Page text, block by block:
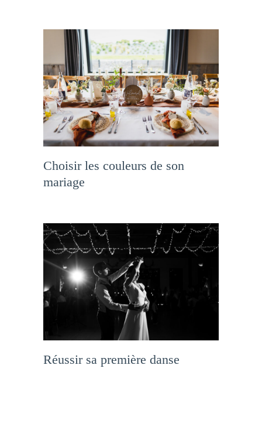
Choisir les couleurs de son
mariage
Réussir sa première danse